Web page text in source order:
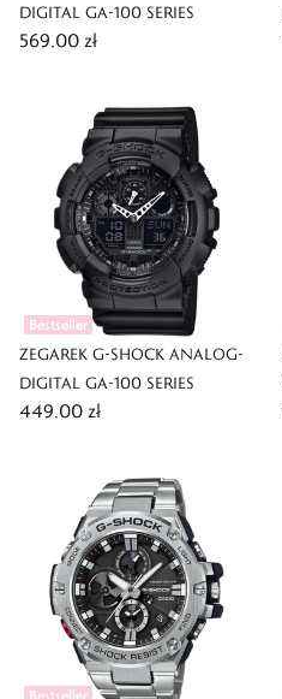
DIGITAL GA-100 SERIES
569,00 zł
Bestseller
ZEGAREK G-SHOCK ANALOG-
DIGITAL GA-100 SERIES
449,00 zł
Bestseller